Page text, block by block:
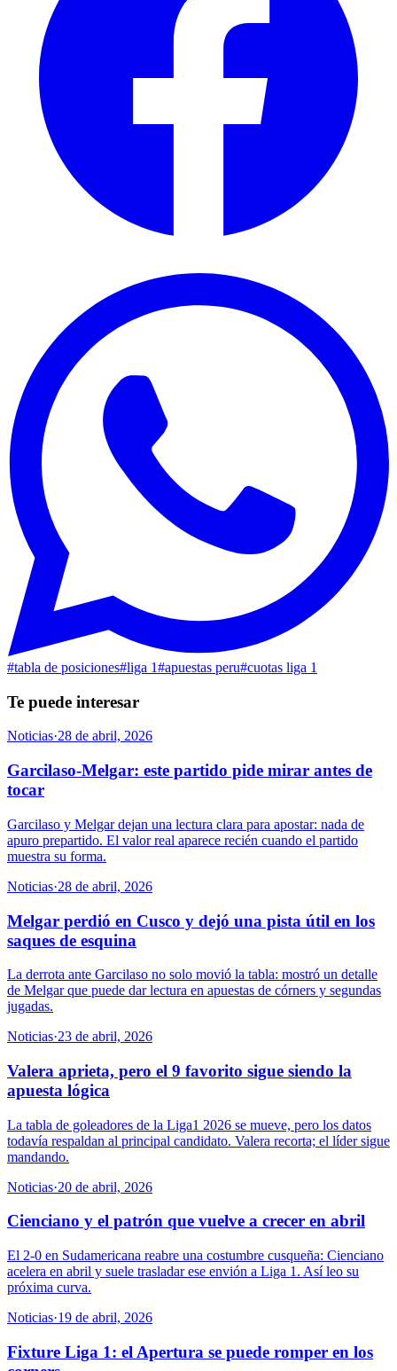
#tabla de posiciones#liga 1#apuestas peru#cuotas liga 1
Te puede interesar
Noticias·28 de abril, 2026
Garcilaso-Melgar: este partido pide mirar antes de
tocar
Garcilaso y Melgar dejan una lectura clara para apostar: nada de
apuro prepartido. El valor real aparece recién cuando el partido
muestra su forma.
Noticias·28 de abril, 2026
Melgar perdió en Cusco y dejó una pista útil en los
saques de esquina
La derrota ante Garcilaso no solo movió la tabla: mostró un detalle
de Melgar que puede dar lectura en apuestas de córners y segundas
jugadas.
Noticias·23 de abril, 2026
Valera aprieta, pero el 9 favorito sigue siendo la
apuesta lógica
La tabla de goleadores de la Liga1 2026 se mueve, pero los datos
todavía respaldan al principal candidato. Valera recorta; el líder sigue
mandando.
Noticias·20 de abril, 2026
Cienciano y el patrón que vuelve a crecer en abril
El 2-0 en Sudamericana reabre una costumbre cusqueña: Cienciano
acelera en abril y suele trasladar ese envión a Liga 1. Así leo su
próxima curva.
Noticias·19 de abril, 2026
Fixture Liga 1: el Apertura se puede romper en los